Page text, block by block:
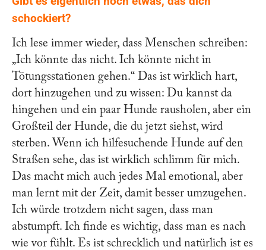
schockiert?
Ich lese immer wieder, dass Menschen schreiben:
„Ich könnte das nicht. Ich könnte nicht in
Tötungsstationen gehen.“ Das ist wirklich hart,
dort hinzugehen und zu wissen: Du kannst da
hingehen und ein paar Hunde rausholen, aber ein
Großteil der Hunde, die du jetzt siehst, wird
sterben. Wenn ich hilfesuchende Hunde auf den
Straßen sehe, das ist wirklich schlimm für mich.
Das macht mich auch jedes Mal emotional, aber
man lernt mit der Zeit, damit besser umzugehen.
Ich würde trotzdem nicht sagen, dass man
abstumpft. Ich finde es wichtig, dass man es nach
wie vor fühlt. Es ist schrecklich und natürlich ist es